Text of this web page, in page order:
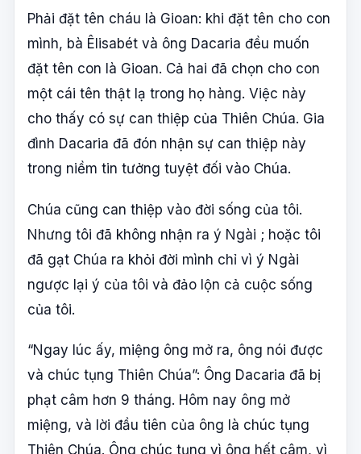
Phải đặt tên cháu là Gioan: khi đặt tên cho con
mình, bà Êlisabét và ông Dacaria đều muốn
đặt tên con là Gioan. Cả hai đã chọn cho con
một cái tên thật lạ trong họ hàng. Việc này
cho thấy có sự can thiệp của Thiên Chúa. Gia
đình Dacaria đã đón nhận sự can thiệp này
trong niềm tin tưởng tuyệt đối vào Chúa.
Chúa cũng can thiệp vào đời sống của tôi.
Nhưng tôi đã không nhận ra ý Ngài ; hoặc tôi
đã gạt Chúa ra khỏi đời mình chỉ vì ý Ngài
ngược lại ý của tôi và đảo lộn cả cuộc sống
của tôi.
“Ngay lúc ấy, miệng ông mở ra, ông nói được
và chúc tụng Thiên Chúa”: Ông Dacaria đã bị
phạt câm hơn 9 tháng. Hôm nay ông mở
miệng, và lời đầu tiên của ông là chúc tụng
Thiên Chúa. Ông chúc tụng vì ông hết câm, vì